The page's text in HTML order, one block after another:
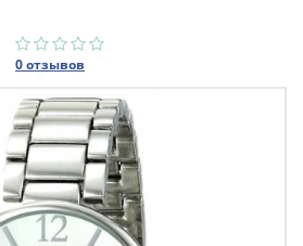
0 отзывов